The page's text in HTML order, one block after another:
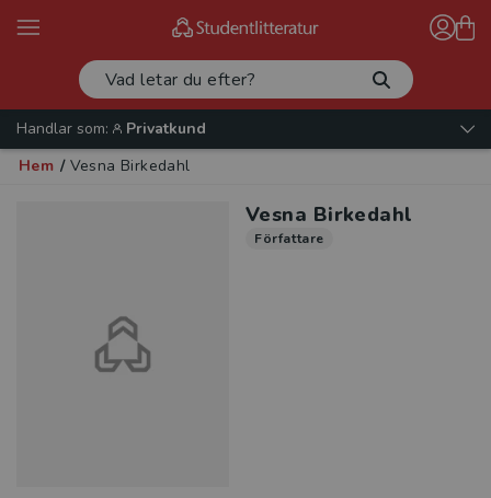
Handlar som:
Privatkund
Hem / Vesna Birkedahl
Vesna Birkedahl
Författare